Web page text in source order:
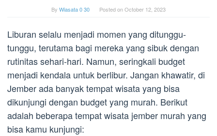
By Wiasata 0 30 Posted onOctober 12, 2023
Liburan selalu menjadi momen yang ditunggu-
tunggu, terutama bagi mereka yang sibuk dengan
rutinitas sehari-hari. Namun, seringkali budget
menjadi kendala untuk berlibur. Jangan khawatir, di
Jember ada banyak tempat wisata yang bisa
dikunjungi dengan budget yang murah. Berikut
adalah beberapa tempat wisata jember murah yang
bisa kamu kunjungi: